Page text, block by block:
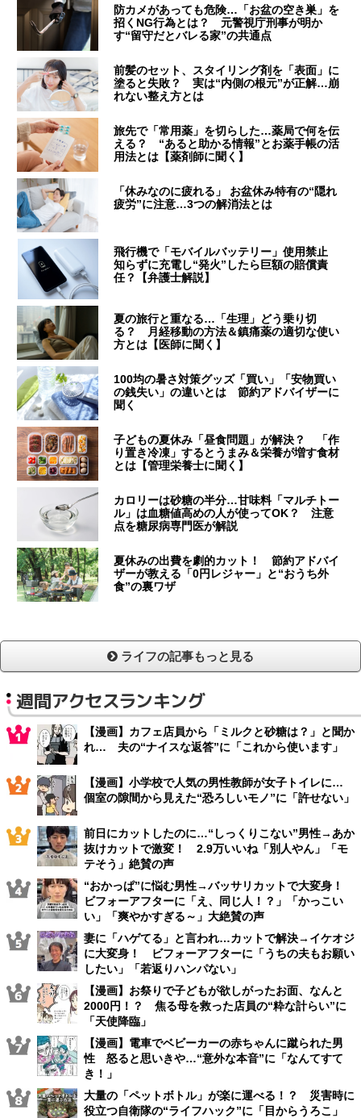
防カメがあっても危険…「お盆の空き巣」を
招くNG行為とは？ 元警視庁刑事が明か
す“留守だとバレる家”の共通点
前髪のセット、スタイリング剤を「表面」に
塗ると失敗？ 実は“内側の根元”が正解…崩
れない整え方とは
旅先で「常用薬」を切らした…薬局で何を伝
える？ “あると助かる情報”とお薬手帳の活
用法とは【薬剤師に聞く】
「休みなのに疲れる」 お盆休み特有の“隠れ
疲労”に注意…3つの解消法とは
飛行機で「モバイルバッテリー」使用禁止
知らずに充電し“発火”したら巨額の賠償責
任？【弁護士解説】
夏の旅行と重なる…「生理」どう乗り切
る？ 月経移動の方法＆鎮痛薬の適切な使い
方とは【医師に聞く】
100均の暑さ対策グッズ「買い」「安物買い
の銭失い」の違いとは 節約アドバイザーに
聞く
子どもの夏休み「昼食問題」が解決？ 「作
り置き冷凍」するとうまみ＆栄養が増す食材
とは【管理栄養士に聞く】
カロリーは砂糖の半分…甘味料「マルチトー
ル」は血糖値高めの人が使ってOK？ 注意
点を糖尿病専門医が解説
夏休みの出費を劇的カット！ 節約アドバイ
ザーが教える「0円レジャー」と“おうち外
食”の裏ワザ
ライフの記事もっと見る
週間アクセスランキング
【漫画】カフェ店員から「ミルクと砂糖は？」と聞か
れ… 夫の“ナイスな返答”に「これから使います」
【漫画】小学校で人気の男性教師が女子トイレに…
個室の隙間から見えた“恐ろしいモノ”に「許せない」
前日にカットしたのに…“しっくりこない”男性→あか
抜けカットで激変！ 2.9万いいね「別人やん」「モ
テそう」絶賛の声
“おかっぱ”に悩む男性→バッサリカットで大変身！
ビフォーアフターに「え、同じ人！？」「かっこい
い」「爽やかすぎる～」大絶賛の声
妻に「ハゲてる」と言われ…カットで解決→イケオジ
に大変身！ ビフォーアフターに「うちの夫もお願い
したい」「若返りハンパない」
【漫画】お祭りで子どもが欲しがったお面、なんと
2000円！？ 焦る母を救った店員の“粋な計らい”に
「天使降臨」
【漫画】電車でベビーカーの赤ちゃんに蹴られた男
性 怒ると思いきや…“意外な本音”に「なんてすて
き！」
大量の「ペットボトル」が楽に運べる！？ 災害時に
役立つ自衛隊の“ライフハック”に「目からうろこ」